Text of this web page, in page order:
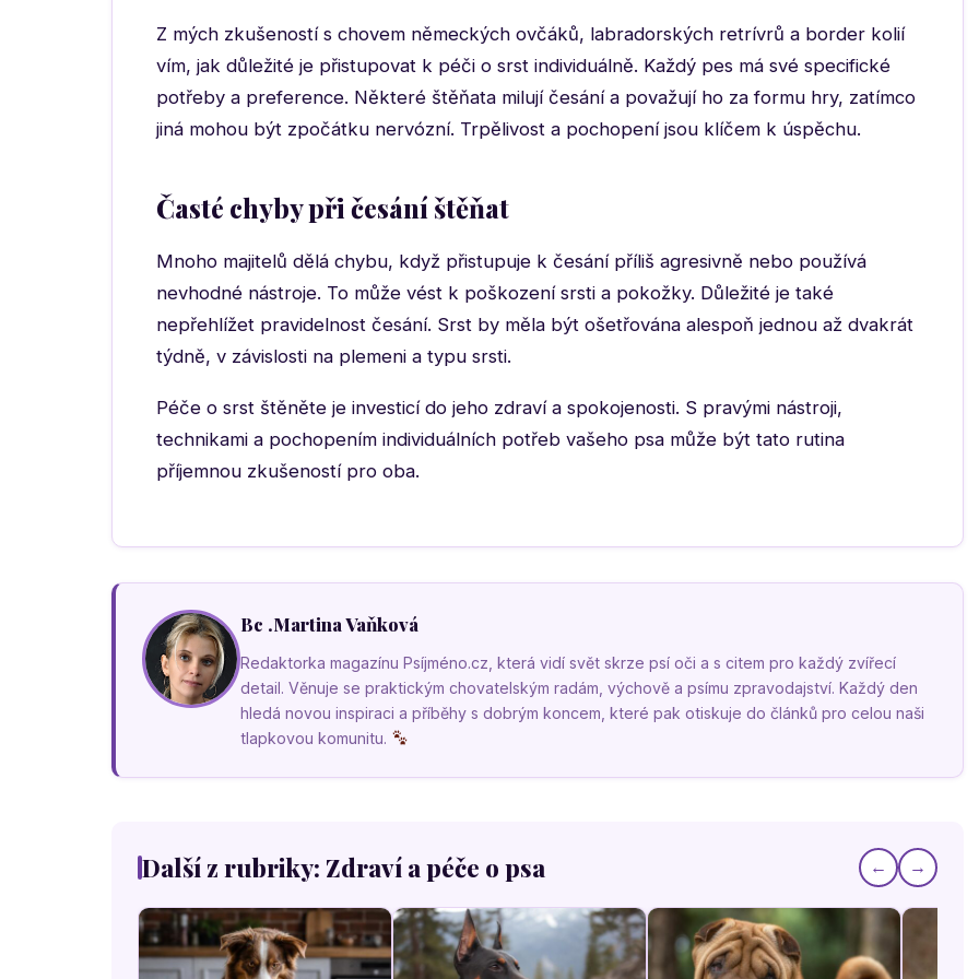
Z mých zkušeností s chovem německých ovčáků, labradorských retrívrů a border kolií
vím, jak důležité je přistupovat k péči o srst individuálně. Každý pes má své specifické
potřeby a preference. Některé štěňata milují česání a považují ho za formu hry, zatímco
jiná mohou být zpočátku nervózní. Trpělivost a pochopení jsou klíčem k úspěchu.
Časté chyby při česání štěňat
Mnoho majitelů dělá chybu, když přistupuje k česání příliš agresivně nebo používá
nevhodné nástroje. To může vést k poškození srsti a pokožky. Důležité je také
nepřehlížet pravidelnost česání. Srst by měla být ošetřována alespoň jednou až dvakrát
týdně, v závislosti na plemeni a typu srsti.
Péče o srst štěněte je investicí do jeho zdraví a spokojenosti. S pravými nástroji,
technikami a pochopením individuálních potřeb vašeho psa může být tato rutina
příjemnou zkušeností pro oba.
Bc .Martina Vaňková
Redaktorka magazínu Psíjméno.cz, která vidí svět skrze psí oči a s citem pro každý zvířecí
detail. Věnuje se praktickým chovatelským radám, výchově a psímu zpravodajství. Každý den
hledá novou inspiraci a příběhy s dobrým koncem, které pak otiskuje do článků pro celou naši
tlapkovou komunitu.
Další z rubriky: Zdraví a péče o psa ← →